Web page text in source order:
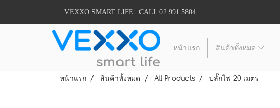
VEXXO SMART LIFE | CALL 02 991 5804
หน้าแรก สินค้าทั้งหมด
หน้าแรก สินค้าทั้งหมด All Products ปลั๊กไฟ 20 เมตร